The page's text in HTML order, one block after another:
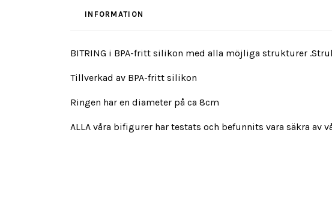
INFORMATION
BITRING i BPA-fritt silikon med alla möjliga strukturer
Tillverkad av BPA-fritt silikon
Ringen har en diameter på ca 8cm
ALLA våra bifigurer har testats och befunnits vara säkra av